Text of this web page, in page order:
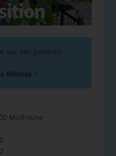
sur des portraits
Mômes "
Mulhouse